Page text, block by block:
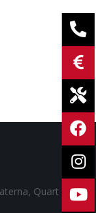
Quart de